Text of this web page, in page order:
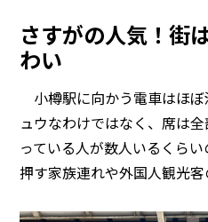
さすがの人気！街
わい
小樽駅に向かう電車はほ
ュウなわけではなく、席は
っている人が数人いるくら
押す家族連れや外国人観光客